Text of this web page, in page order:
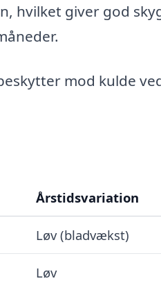
hvilket giver god
mod kulde
Årstidsvariation
Løv (bladvækst)
Løv